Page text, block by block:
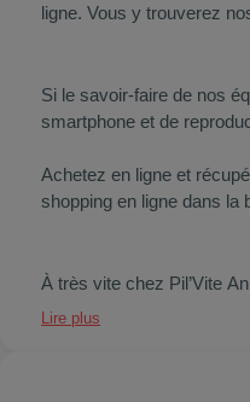
ligne. Vous y trouverez
Si le savoir-faire de nos
smartphone et de
Achetez en ligne et
shopping en ligne dans la
À très vite chez Pil’Vite
Lire plus